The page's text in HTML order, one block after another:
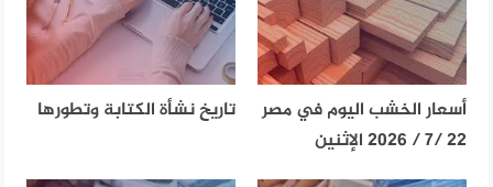
أسعار الخشب اليوم في مصر
22 /7 / 2026 الإثنين
تاريخ نشأة الكتابة وتطورها